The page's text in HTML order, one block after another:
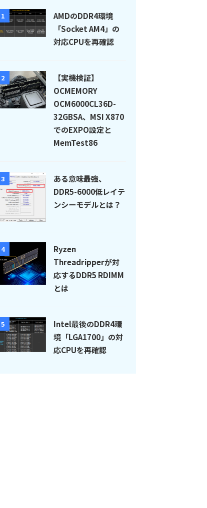
1
AMDのDDR4環境
「Socket AM4」の
対応CPUを再確認
2
【実機検証】
OCMEMORY
OCM6000CL36D-
32GBSA、MSI X870
でのEXPO設定と
MemTest86
3
ある意味最強、
DDR5-6000低レイテ
ンシーモデルとは？
4
Ryzen
Threadripperが対
応するDDR5 RDIMM
とは
5
Intel最後のDDR4環
境「LGA1700」の対
応CPUを再確認